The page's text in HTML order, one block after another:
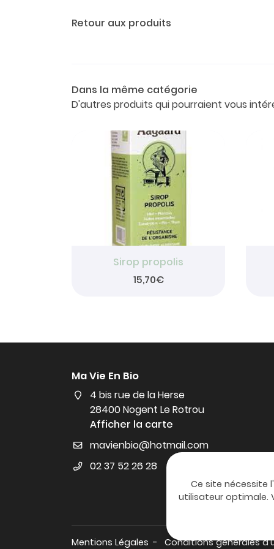
Retour aux produits
Dans la même catégorie
D'autres produits qui pourraient vous
Sirop propolis
15,70€
Ma Vie En Bio
4 bis rue de la Herse
28400 Nogent Le Rotrou
Afficher la carte
02 37 52 26 28
Mentions Légales Conditions générales
Ce site nécessite
utilisateur optimale.